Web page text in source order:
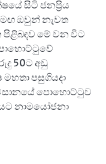
සිටි ජනප්‍රිය
ඔවුන් නැවත
මේ වන විට
50ට අඩු
පසුගියදා
පොහොට්ටුව
නාමයෝජනා